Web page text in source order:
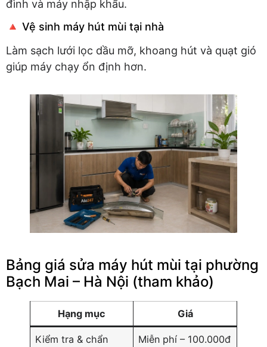
đình và máy nhập khẩu.
🔺 Vệ sinh máy hút mùi tại nhà
Làm sạch lưới lọc dầu mỡ, khoang hút và quạt gió
giúp máy chạy ổn định hơn.
Bảng giá sửa máy hút mùi tại phường
Bạch Mai – Hà Nội (tham khảo)
Hạng mục Giá
Kiểm tra & chẩn
Miễn phí – 100.000đ